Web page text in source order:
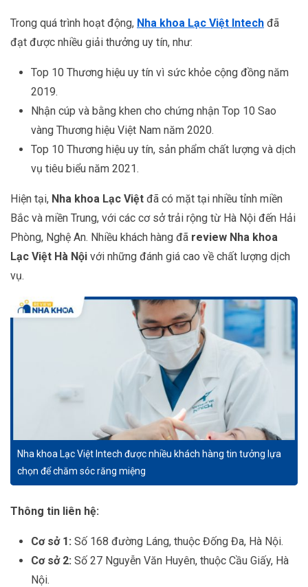
Trong quá trình hoạt động, Nha khoa Lạc Việt Intech đã
đạt được nhiều giải thưởng uy tín, như:
Top 10 Thương hiệu uy tín vì sức khỏe cộng đồng năm
2019.
Nhận cúp và bằng khen cho chứng nhận Top 10 Sao
vàng Thương hiệu Việt Nam năm 2020.
Top 10 Thương hiệu uy tín, sản phẩm chất lượng và dịch
vụ tiêu biểu năm 2021.
Hiện tại, Nha khoa Lạc Việt đã có mặt tại nhiều tỉnh miền
Bắc và miền Trung, với các cơ sở trải rộng từ Hà Nội đến Hải
Phòng, Nghệ An. Nhiều khách hàng đã review Nha khoa
Lạc Việt Hà Nội với những đánh giá cao về chất lượng dịch
vụ.
Nha khoa Lạc Việt Intech được nhiều khách hàng tin tưởng lựa
chọn để chăm sóc răng miệng
Thông tin liên hệ:
Cơ sở 1: Số 168 đường Láng, thuộc Đống Đa, Hà Nội.
Cơ sở 2: Số 27 Nguyễn Văn Huyên, thuộc Cầu Giấy, Hà
Nội.